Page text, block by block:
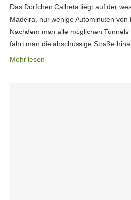
Das Dörfchen Calheta liegt auf der
Madeira, nur wenige Autominuten von
Nachdem man alle möglichen Tunnels
fährt man die abschüssige Straße
Mehr lesen